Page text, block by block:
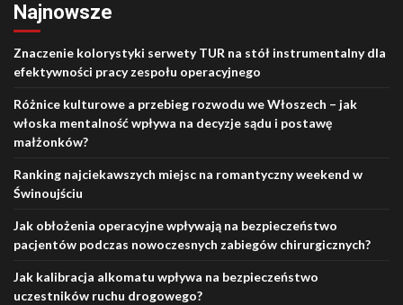
Najnowsze
Znaczenie kolorystyki serwety TUR na stół instrumentalny dla
efektywności pracy zespołu operacyjnego
Różnice kulturowe a przebieg rozwodu we Włoszech – jak
włoska mentalność wpływa na decyzje sądu i postawę
małżonków?
Ranking najciekawszych miejsc na romantyczny weekend w
Świnoujściu
Jak obłożenia operacyjne wpływają na bezpieczeństwo
pacjentów podczas nowoczesnych zabiegów chirurgicznych?
Jak kalibracja alkomatu wpływa na bezpieczeństwo
uczestników ruchu drogowego?